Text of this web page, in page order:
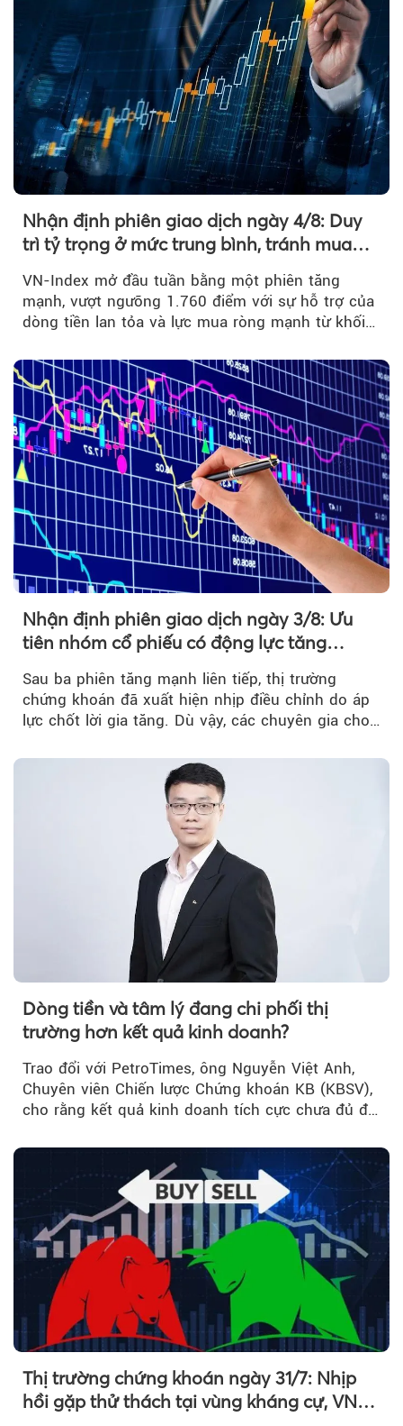
Nhận định phiên giao dịch ngày 4/8: Duy
trì tỷ trọng ở mức trung bình, tránh mua
VN-Index mở đầu tuần bằng một phiên tăng
mạnh, vượt ngưỡng 1.760 điểm với sự hỗ trợ của
dòng tiền lan tỏa và lực mua ròng mạnh từ khối
Nhận định phiên giao dịch ngày 3/8: Ưu
tiên nhóm cổ phiếu có động lực tăng
Sau ba phiên tăng mạnh liên tiếp, thị trường
chứng khoán đã xuất hiện nhịp điều chỉnh do áp
lực chốt lời gia tăng. Dù vậy, các chuyên gia cho
Dòng tiền và tâm lý đang chi phối thị
trường hơn kết quả kinh doanh?
Trao đổi với PetroTimes, ông Nguyễn Việt Anh,
Chuyên viên Chiến lược Chứng khoán KB (KBSV),
cho rằng kết quả kinh doanh tích cực chưa đủ để
Thị trường chứng khoán ngày 31/7: Nhịp
hồi gặp thử thách tại vùng kháng cự, VN